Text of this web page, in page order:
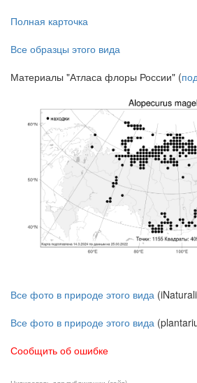
Полная карточка
Все образцы этого вида
Материалы "Атласа флоры России" (
Все фото в природе этого вида
Все фото в природе этого вида
Сообщить об ошибке